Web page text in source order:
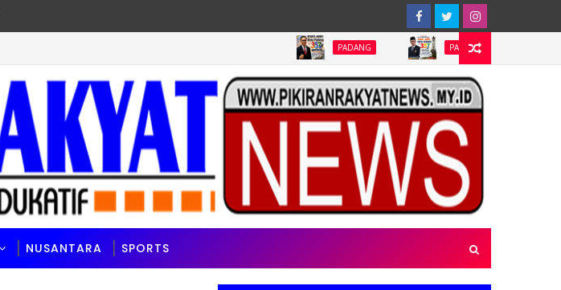
PADANG PADANG
NUSANTARA SPORTS